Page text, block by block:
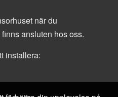
när du
ansluten hos oss.
installera: